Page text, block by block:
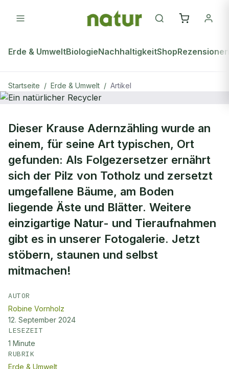
Erde & UmweltBiologieNachhaltigkeitShopRezensionen
Startseite / Erde & Umwelt / Artikel
Ein natürlicher Recycler
Dieser Krause Adernzähling wurde an
einem, für seine Art typischen, Ort
gefunden: Als Folgezersetzer ernährt
sich der Pilz von Totholz und zersetzt
umgefallene Bäume, am Boden
liegende Äste und Blätter. Weitere
einzigartige Natur- und Tieraufnahmen
gibt es in unserer Fotogalerie. Jetzt
stöbern, staunen und selbst
mitmachen!
AUTOR
Robine Vornholz
12. September 2024
LESEZEIT
1 Minute
RUBRIK
Erde & Umwelt